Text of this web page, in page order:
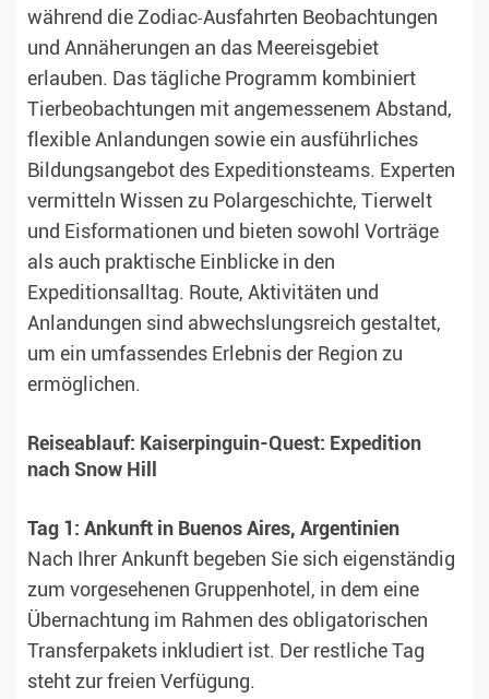
während die Zodiac‑Ausfahrten Beobachtungen
und Annäherungen an das Meereisgebiet
erlauben. Das tägliche Programm kombiniert
Tierbeobachtungen mit angemessenem Abstand,
flexible Anlandungen sowie ein ausführliches
Bildungsangebot des Expeditionsteams. Experten
vermitteln Wissen zu Polargeschichte, Tierwelt
und Eisformationen und bieten sowohl Vorträge
als auch praktische Einblicke in den
Expeditionsalltag. Route, Aktivitäten und
Anlandungen sind abwechslungsreich gestaltet,
um ein umfassendes Erlebnis der Region zu
ermöglichen.
Reiseablauf: Kaiserpinguin-Quest: Expedition
nach Snow Hill
Tag 1: Ankunft in Buenos Aires, Argentinien
Nach Ihrer Ankunft begeben Sie sich eigenständig
zum vorgesehenen Gruppenhotel, in dem eine
Übernachtung im Rahmen des obligatorischen
Transferpakets inkludiert ist. Der restliche Tag
steht zur freien Verfügung.